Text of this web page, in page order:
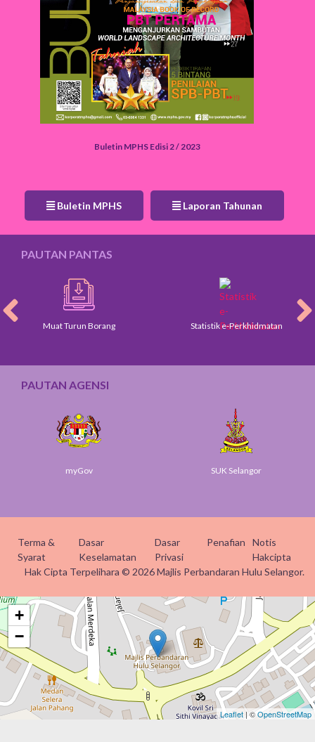
Buletin MPHS Edisi 2 / 2023
Buletin MPHS Laporan Tahunan
PAUTAN PANTAS
Muat Turun Borang Statistik e-Perkhidmatan
PAUTAN AGENSI
myGov SUK Selangor
Terma &
Syarat
Dasar
Keselamatan
Dasar
Privasi
Penafian
Notis
Hakcipta
Hak Cipta Terpelihara © 2026 Majlis Perbandaran Hulu Selangor.
+
−
Leaflet | ©OpenStreetMap